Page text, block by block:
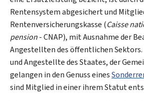
Rentensystem abgesichert und
Rentenversicherungskasse (Caisse
pension- CNAP), mit Ausnahme der
Angestellten des öffentlichen
und Angestellte des Staates, der
gelangen in den Genuss eines
sind Mitglied in einer ihrem Statut